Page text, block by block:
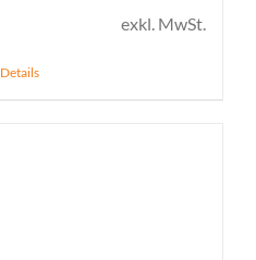
exkl. MwSt.
Details